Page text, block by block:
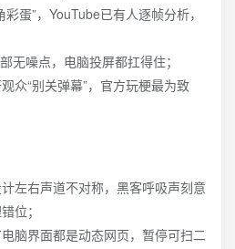
蛋”，YouTube已有人逐帧分析，
无噪点，电脑投屏都扛得住；
众“别关弹幕”，官方玩梗最为致
左右声道不对称，黑客呼吸声刻意
位；
脑界面都是动态网页，暂停可扫二